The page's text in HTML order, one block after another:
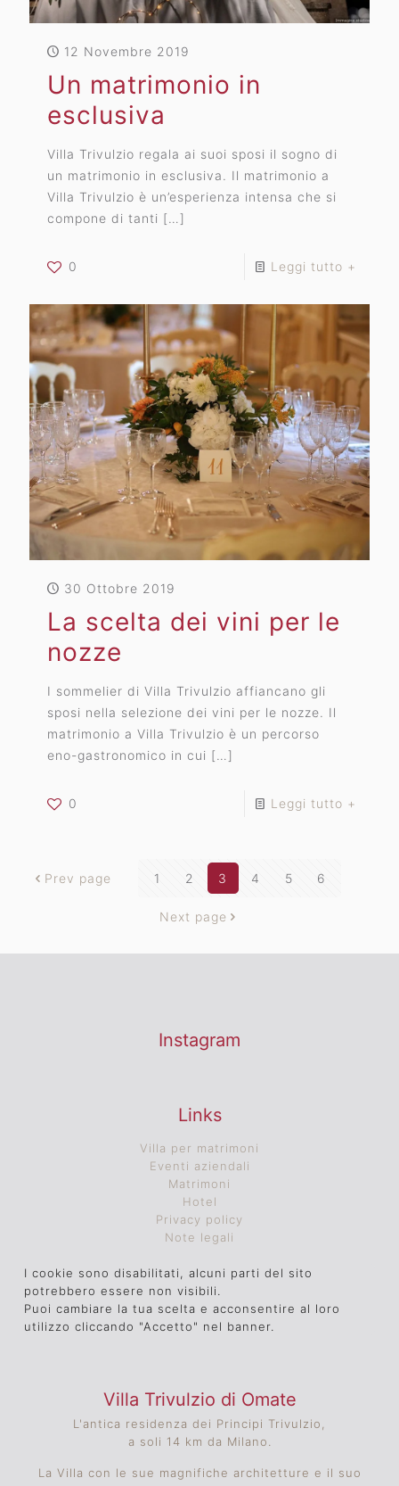
12 Novembre 2019
Un matrimonio in
esclusiva
Villa Trivulzio regala ai suoi sposi il sogno di
un matrimonio in esclusiva. Il matrimonio a
Villa Trivulzio è un’esperienza intensa che si
compone di tanti […]
0 Leggi tutto +
30 Ottobre 2019
La scelta dei vini per le
nozze
I sommelier di Villa Trivulzio affiancano gli
sposi nella selezione dei vini per le nozze. Il
matrimonio a Villa Trivulzio è un percorso
eno-gastronomico in cui […]
0 Leggi tutto +
Prev page 1 2 3 4 5 6
Next page
Instagram
Links
Villa per matrimoni
Eventi aziendali
Matrimoni
Hotel
Privacy policy
Note legali
I cookie sono disabilitati, alcuni parti del sito
potrebbero essere non visibili.
Puoi cambiare la tua scelta e acconsentire al loro
utilizzo cliccando "Accetto" nel banner.
Villa Trivulzio di Omate
L'antica residenza dei Principi Trivulzio,
a soli 14 km da Milano.
La Villa con le sue magnifiche architetture e il suo